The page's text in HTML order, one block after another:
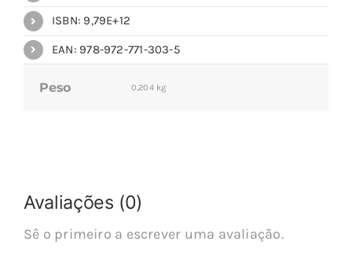
ISBN: 9,79E+12
EAN: 978-972-771-303-5
Peso 0,204 kg
Avaliações (0)
Sê o primeiro a escrever uma avaliação.